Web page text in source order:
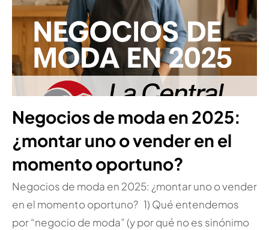
Negocios de moda en 2025:
¿montar uno o vender en el
momento oportuno?
Negocios de moda en 2025: ¿montar uno o vender
en el momento oportuno? 1) Qué entendemos
por “negocio de moda” (y por qué no es sinónimo